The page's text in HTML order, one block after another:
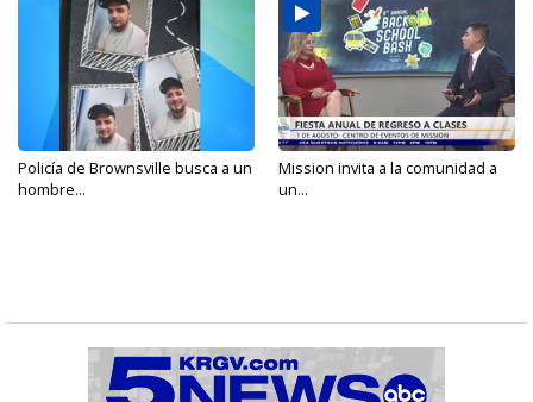
Policía de Brownsville busca a un
hombre...
Mission invita a la comunidad a
un...